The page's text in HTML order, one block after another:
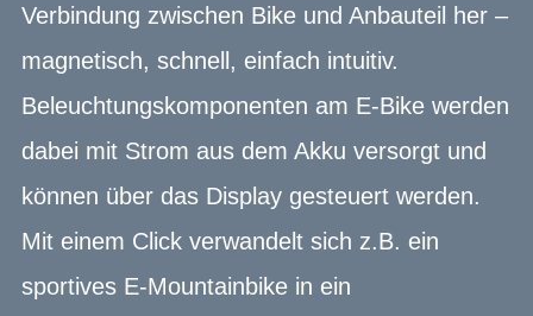
Verbindung zwischen Bike und Anbauteil her –
magnetisch, schnell, einfach intuitiv.
Beleuchtungskomponenten am E-Bike werden
dabei mit Strom aus dem Akku versorgt und
können über das Display gesteuert werden.
Mit einem Click verwandelt sich z.B. ein
sportives E-Mountainbike in ein